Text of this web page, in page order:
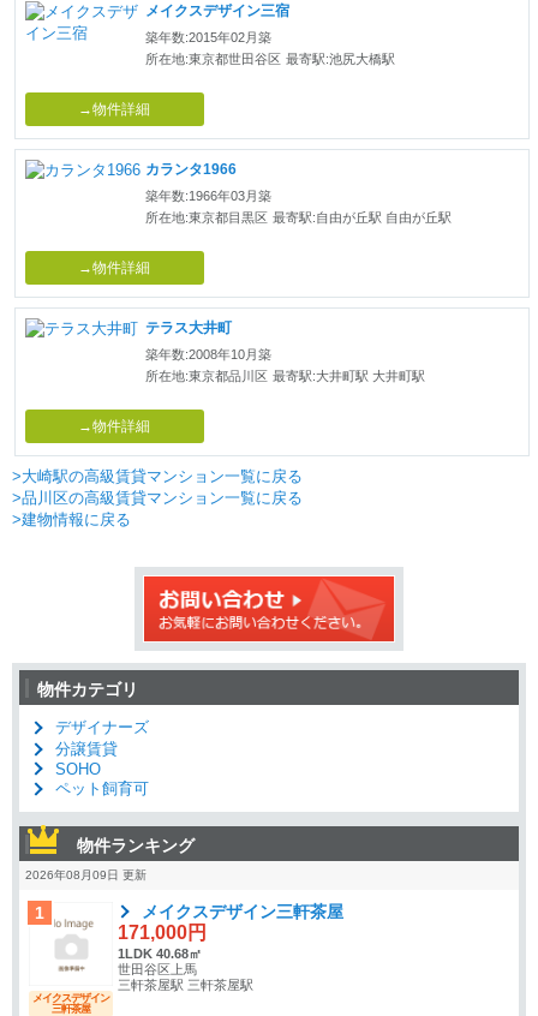
メイクスデザイン三宿
築年数:2015年02月築
所在地:東京都世田谷区 最寄駅:池尻大橋駅
→物件詳細
カランタ1966
築年数:1966年03月築
所在地:東京都目黒区 最寄駅:自由が丘駅 自由が丘駅
→物件詳細
テラス大井町
築年数:2008年10月築
所在地:東京都品川区 最寄駅:大井町駅 大井町駅
→物件詳細
>大崎駅の高級賃貸マンション一覧に戻る
>品川区の高級賃貸マンション一覧に戻る
>建物情報に戻る
物件カテゴリ
デザイナーズ
分譲賃貸
SOHO
ペット飼育可
物件ランキング
2026年08月09日 更新
1
メイクスデザイン
三軒茶屋
メイクスデザイン三軒茶屋
171,000円
1LDK 40.68㎡
世田谷区上馬
三軒茶屋駅 三軒茶屋駅